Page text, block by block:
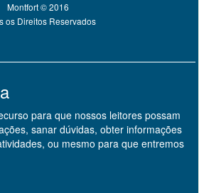
Montfort © 2016
os Direitos Reservados
para que nossos leitores possam
sanar dúvidas, obter informações
ou mesmo para que entremos